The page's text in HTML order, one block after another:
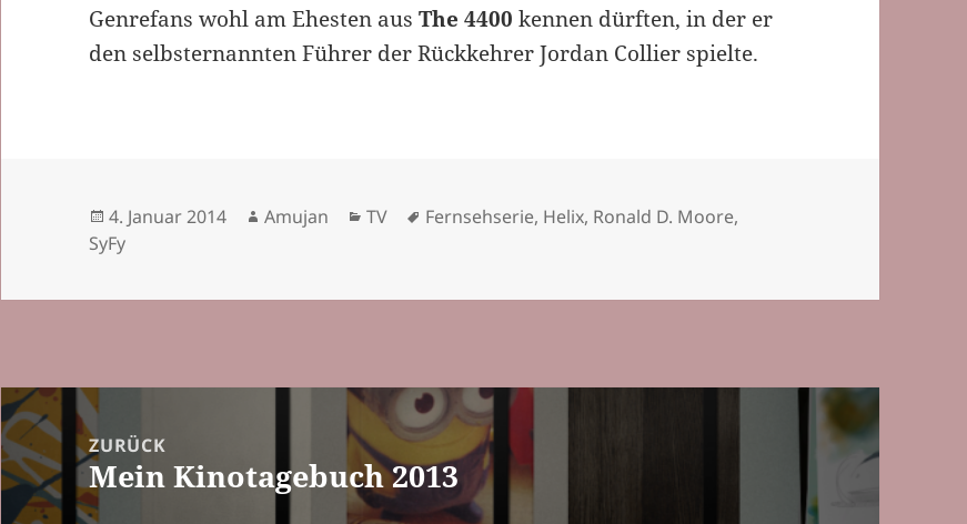
Genrefans wohl am Ehesten ausThe 4400 kennen dürften, in der er
den selbsternannten Führer der Rückkehrer Jordan Collier spielte.
Veröffentlicht
am
4. Januar 2014 Autor
Amujan Kategorien
TV Schlagwörter
Fernsehserie, Helix, Ronald D. Moore,
SyFy
Beitragsnavigation
ZURÜCK
Vorheriger
Beitrag:
Mein Kinotagebuch 2013